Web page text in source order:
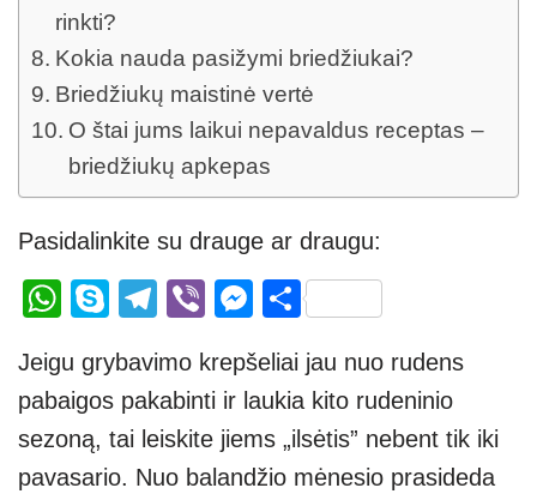
rinkti?
Kokia nauda pasižymi briedžiukai?
Briedžiukų maistinė vertė
O štai jums laikui nepavaldus receptas –
briedžiukų apkepas
Pasidalinkite su drauge ar draugu:
W
at
s
A
S
p
e
T
e
gr
a
Vi
er
M
ss
e
n
S
ar
e
Jeigu grybavimo krepšeliai jau nuo rudens
pabaigos pakabinti ir laukia kito rudeninio
sezoną, tai leiskite jiems „ilsėtis” nebent tik iki
pavasario. Nuo balandžio mėnesio prasideda